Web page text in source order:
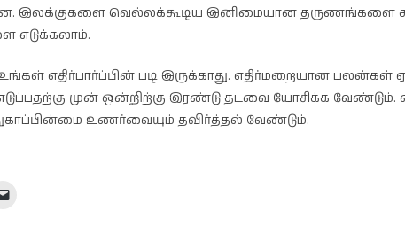
இலக்குகளை வெல்லக்கூடிய இனிமையான தருணங்களை
எடுக்கலாம்.
எதிர்பார்ப்பின் படி இருக்காது. எதிர்மறையான பலன்கள்
எடுப்பதற்கு முன் ஒன்றிற்கு இரண்டு தடவை யோசிக்க வேண்டும்.
உணர்வையும் தவிர்த்தல் வேண்டும்.